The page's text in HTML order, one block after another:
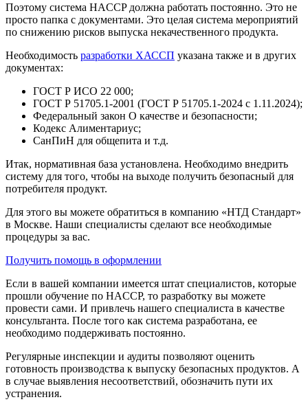
Поэтому система HACCP должна работать постоянно. Это не
просто папка с документами. Это целая система мероприятий
по снижению рисков выпуска некачественного продукта.
Необходимость разработки ХАССП указана также и в других
документах:
ГОСТ Р ИСО 22 000;
ГОСТ Р 51705.1-2001 (ГОСТ Р 51705.1-2024 с 1.11.2024);
Федеральный закон О качестве и безопасности;
Кодекс Алиментариус;
СанПиН для общепита и т.д.
Итак, нормативная база установлена. Необходимо внедрить
систему для того, чтобы на выходе получить безопасный для
потребителя продукт.
Для этого вы можете обратиться в компанию «НТД Стандарт»
в Москве. Наши специалисты сделают все необходимые
процедуры за вас.
Получить помощь в оформлении
Если в вашей компании имеется штат специалистов, которые
прошли обучение по HACCP, то разработку вы можете
провести сами. И привлечь нашего специалиста в качестве
консультанта. После того как система разработана, ее
необходимо поддерживать постоянно.
Регулярные инспекции и аудиты позволяют оценить
готовность производства к выпуску безопасных продуктов. А
в случае выявления несоответствий, обозначить пути их
устранения.